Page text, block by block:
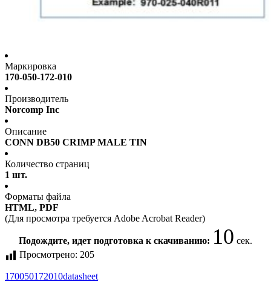
Маркировка
170-050-172-010
Производитель
Norcomp Inc
Описание
CONN DB50 CRIMP MALE TIN
Количество страниц
1 шт.
Форматы файла
HTML, PDF
(Для просмотра требуется Adobe Acrobat Reader)
Подождите, идет подготовка к скачиванию:9сек.
Просмотрено: 205
170050172010datasheet